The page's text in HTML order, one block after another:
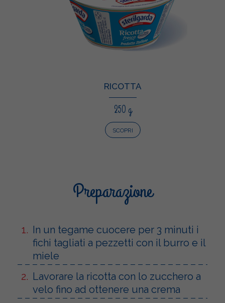
RICOTTA
250 g
SCOPRI
Preparazione
In un tegame cuocere per 3 minuti i
fichi tagliati a pezzetti con il burro e il
miele
Lavorare la ricotta con lo zucchero a
velo fino ad ottenere una crema